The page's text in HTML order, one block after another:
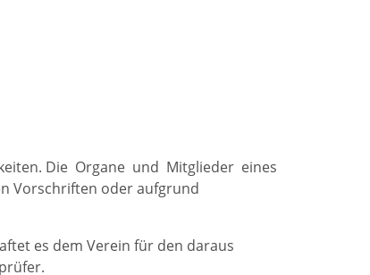
Die Organe und Mitglieder eines
Vorschriften oder aufgrund
es dem Verein für den daraus